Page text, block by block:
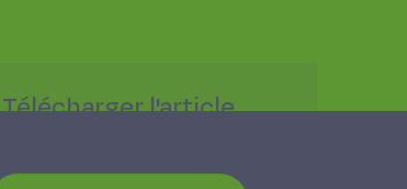
Télécharger l'article